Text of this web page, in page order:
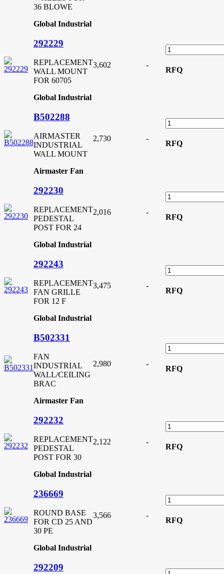
36 BLOWE
Global Industrial
292229
REPLACEMENT
WALL MOUNT
FOR 60705
Global Industrial
3,602 -
RFQ
B502288
AIRMASTER
INDUSTRIAL
WALL MOUNT
Airmaster Fan
2,730 -
RFQ
292230
REPLACEMENT
PEDESTAL
POST FOR 24
Global Industrial
2,016 -
RFQ
292243
REPLACEMENT
FAN GRILLE
FOR 12 F
Global Industrial
3,475 -
RFQ
B502331
FAN
INDUSTRIAL
WALL/CEILING
BRAC
Airmaster Fan
2,980 -
RFQ
292232
REPLACEMENT
PEDESTAL
POST FOR 30
Global Industrial
2,122 -
RFQ
236669
ROUND BASE
FOR CD 25 AND
30 PE
Global Industrial
3,566 -
RFQ
292209